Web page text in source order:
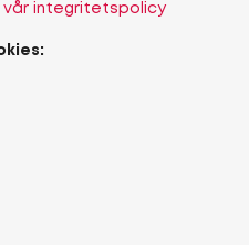
vår integritetspolicy